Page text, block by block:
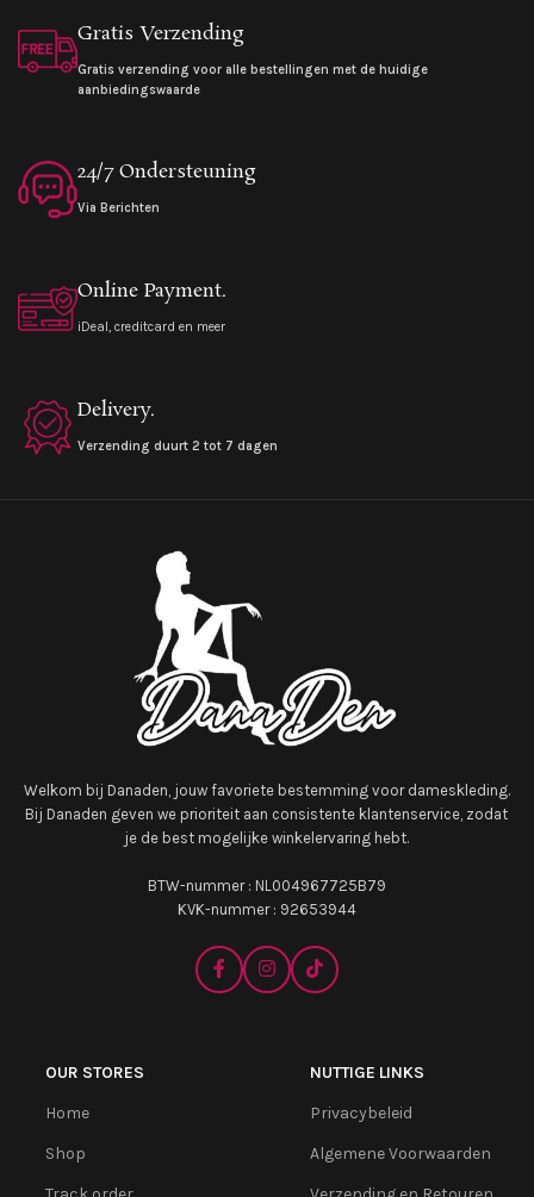
Gratis Verzending
Gratis verzending voor alle bestellingen met de huidige
aanbiedingswaarde
24/7 Ondersteuning
Via Berichten
Online Payment.
iDeal, creditcard en meer
Delivery.
Verzending duurt 2 tot 7 dagen
Welkom bij Danaden, jouw favoriete bestemming voor dameskleding.
Bij Danaden geven we prioriteit aan consistente klantenservice, zodat
je de best mogelijke winkelervaring hebt.
BTW-nummer : NL004967725B79
KVK-nummer : 92653944
OUR STORES
Home
Shop
NUTTIGE LINKS
Privacybeleid
Algemene Voorwaarden